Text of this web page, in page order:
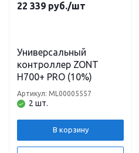
22 339 руб./шт
Универсальный
контроллер ZONT
H700+ PRO (10%)
2 шт.
Артикул: ML00005557
В корзину